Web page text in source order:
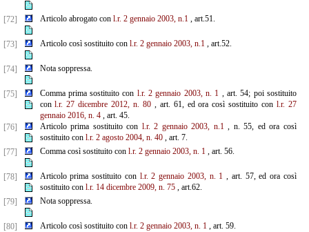
[72] Articolo abrogato con l.r. 2 gennaio 2003, n.1, art.51.
[73] Articolo così sostituito con l.r. 2 gennaio 2003, n.1, art.52.
[74] Nota soppressa.
[75] Comma prima sostituito con l.r. 2 gennaio 2003, n. 1 , art. 54; poi sostituito
conl.r. 27 dicembre 2012, n. 80, art. 61, ed ora così sostituito con l.r. 27
gennaio 2016, n. 4, art. 45.
[76]
Articolo prima sostituito con l.r. 2 gennaio 2003, n.1, n. 55, ed ora così
sostituito con l.r. 2 agosto 2004, n. 40, art. 7.
[77]
Comma così sostituito con l.r. 2 gennaio 2003, n. 1, art. 56.
[78] Articolo prima sostituito con l.r. 2 gennaio 2003, n. 1 , art. 57, ed ora così
sostituito con l.r. 14 dicembre 2009, n. 75, art.62.
[79]
Nota soppressa.
[80] Articolo così sostituito con l.r. 2 gennaio 2003, n. 1, art. 59.